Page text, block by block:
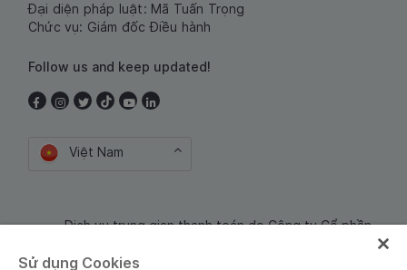
Đại diện pháp luật: Mã Tuấn Trọng
Chức vụ: Giám đốc Điều hành
Follow us and keep updated!
Việt Nam
Dịch vụ trung gian thanh toán do Công ty Cổ phần
Sử dụng Cookies